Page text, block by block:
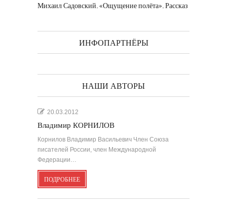
Михаил Садовский. «Ощущение полёта». Рассказ
ИНФОПАРТНЁРЫ
НАШИ АВТОРЫ
20.03.2012
Владимир КОРНИЛОВ
Корнилов Владимир Васильевич Член Союза
писателей России, член Международной
Федерации…
ПОДРОБНЕЕ